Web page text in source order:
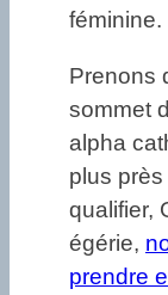
féminine.
Prenons
sommet
alpha
plus
qualifier,
égérie,
prendre